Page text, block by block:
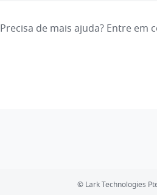
Precisa de mais ajuda? Entre em
© Lark Technologies